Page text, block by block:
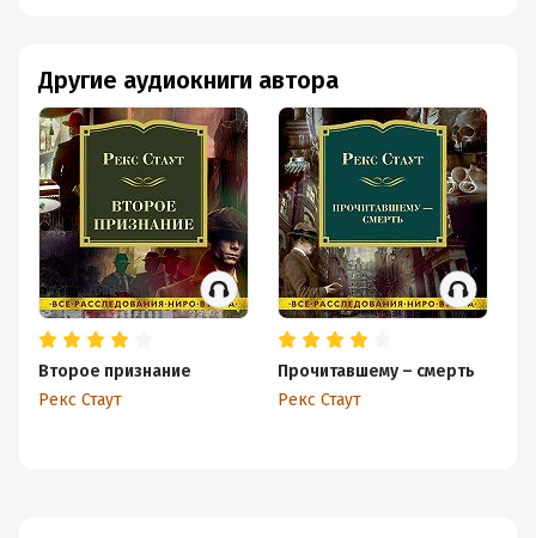
Другие аудиокниги автора
Второе признание
Рекс Стаут
Прочитавшему – смерть
Рекс Стаут